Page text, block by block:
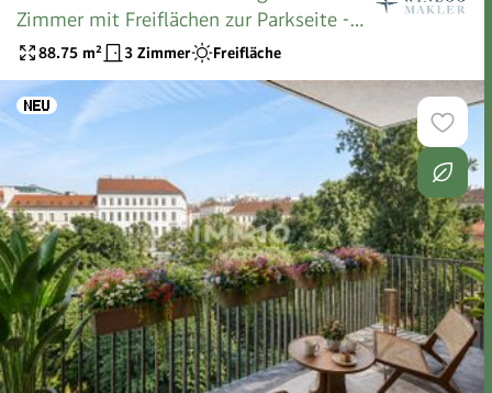
Zimmer mit Freiflächen zur Parkseite -
Anlegerpreis
88.75 m² 3 Zimmer Freifläche